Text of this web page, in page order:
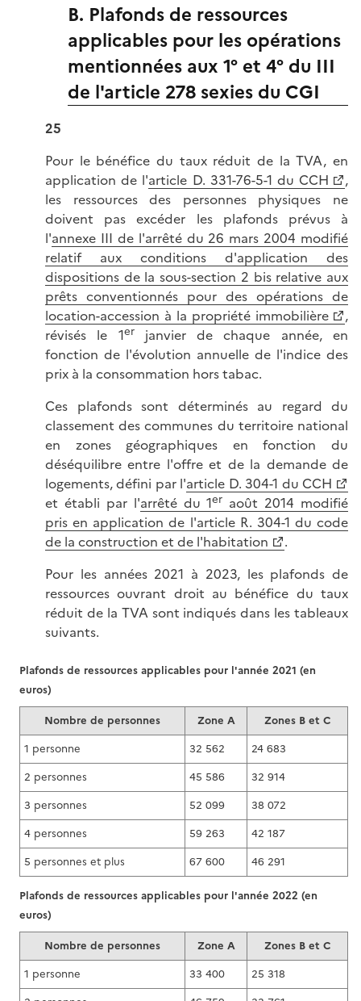
B. Plafonds de ressources
applicables pour les opérations
mentionnées aux 1° et 4° du III
de l'article 278 sexies du CGI
25
Pour le bénéfice du taux réduit de la TVA, en
application de l'article D. 331-76-5-1 du CCH
,
les ressources des personnes physiques ne
doivent pas excéder les plafonds prévus à
l'annexe III de l'arrêté du 26 mars 2004 modifié
relatif aux conditions d'application des
dispositions de la sous-section 2 bis relative aux
prêts conventionnés pour des opérations de
location-accession à la propriété immobilière
,
révisés le 1erjanvier de chaque année, en
fonction de l'évolution annuelle de l'indice des
prix à la consommation hors tabac.
Ces plafonds sont déterminés au regard du
classement des communes du territoire national
en zones géographiques en fonction du
déséquilibre entre l'offre et de la demande de
logements, défini par l'article D. 304-1 du CCH
et établi par l'arrêté du 1er août 2014 modifié
pris en application de l'article R. 304-1 du code
de la construction et de l'habitation
.
Pour les années 2021 à 2023, les plafonds de
ressources ouvrant droit au bénéfice du taux
réduit de la TVA sont indiqués dans les tableaux
suivants.
Plafonds de ressources applicables pour l'année 2021 (en
euros)
Nombre de personnes
Zone A
Zones B et C
1 personne
32 562
24 683
2 personnes
45 586
32 914
3 personnes
52 099
38 072
4 personnes
59 263
42 187
5 personnes et plus
67 600 46 291
Plafonds de ressources applicables pour l'année 2022 (en
euros)
Nombre de personnes
Zone A
Zones B et C
1 personne
33 400
25 318